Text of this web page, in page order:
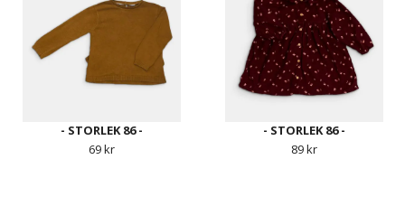
- STORLEK 86 -
69 kr
- STORLEK 86 -
89 kr